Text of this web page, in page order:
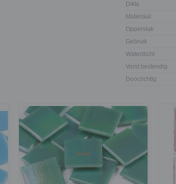
Dikte
Materiaal
Oppervlak
Gebruik
Waterdicht
Vorst bestendig
Doorzichtig